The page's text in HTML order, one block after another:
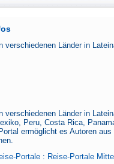
verschiedenen Länder in
verschiedenen Länder in
Peru, Costa Rica,
ermöglicht es Autoren
Portale : Reise-Portale